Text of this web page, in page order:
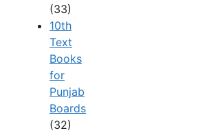
(33)
10th
Text
Books
for
Punjab
Boards
(32)